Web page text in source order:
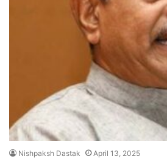
Nishpaksh Dastak April 13, 2025